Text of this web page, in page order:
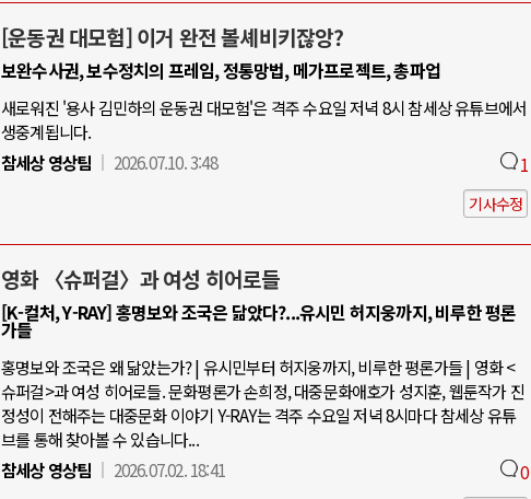
[운동권 대모험] 이거 완전 볼셰비키잖앙?
보완수사권, 보수정치의 프레임, 정통망법, 메가프로젝트, 총파업
새로워진 '용사 김민하의 운동권 대모험'은 격주 수요일 저녁 8시 참세상 유튜브에서
생중계됩니다.
참세상 영상팀
2026.07.10. 3:48 1
기사수정
영화 〈슈퍼걸〉과 여성 히어로들
[K-컬처, Y-RAY] 홍명보와 조국은 닮았다?...유시민 허지웅까지, 비루한 평론
가들
홍명보와 조국은 왜 닮았는가? | 유시민부터 허지웅까지, 비루한 평론가들 | 영화 <
슈퍼걸>과 여성 히어로들. 문화평론가 손희정, 대중문화애호가 성지훈, 웹툰작가 진
정성이 전해주는 대중문화 이야기 Y-RAY는 격주 수요일 저녁 8시마다 참세상 유튜
브를 통해 찾아볼 수 있습니다...
참세상 영상팀
2026.07.02. 18:41 0